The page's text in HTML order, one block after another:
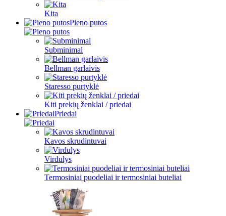
Kita
Pieno putos
Subminimal
Bellman garlaivis
Staresso purtyklė
Kiti prekių ženklai / priedai
Priedai
Kavos skrudintuvai
Virdulys
Termosiniai puodeliai ir termosiniai buteliai